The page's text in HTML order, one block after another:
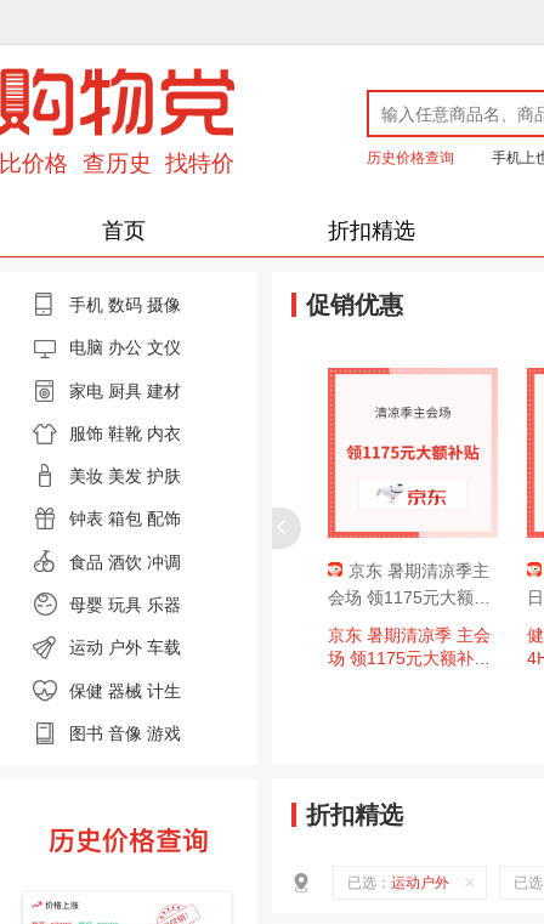
历史价格查询 手机上
首页 折扣精选
手机 数码 摄像
电脑 办公 文仪
家电 厨具 建材
服饰 鞋靴 内衣
美妆 美发 护肤
钟表 箱包 配饰
食品 酒饮 冲调
母婴 玩具 乐器
运动 户外 车载
保健 器械 计生
图书 音像 游戏
促销优惠
京东 暑期清凉季主
会场 领1175元大额补
贴 含1115元PLUS超
级补贴
京东 暑期清凉季 主会
场 领1175元大额补贴
折扣精选
已选： 运动户外 已